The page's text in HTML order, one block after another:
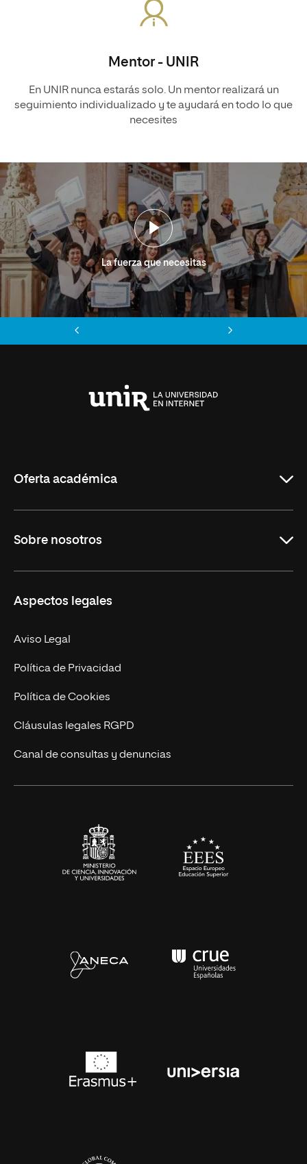
Mentor - UNIR
En UNIR nunca estarás solo. Un mentor realizará un
seguimiento individualizado y te ayudará en todo lo que
necesites
La fuerza que necesitas
Oferta académica
Másteres Oficiales
Doctorados
Experto Universitario
Postgrados
Cursos Universitarios
Sobre nosotros
Facultades
Nuestro Equipo
Trabaja en UNIR
Actualidad
UNIR Revista
Eventos
Aspectos legales
Aviso Legal
Política de Privacidad
Política de Cookies
Cláusulas legales RGPD
Canal de consultas y denuncias